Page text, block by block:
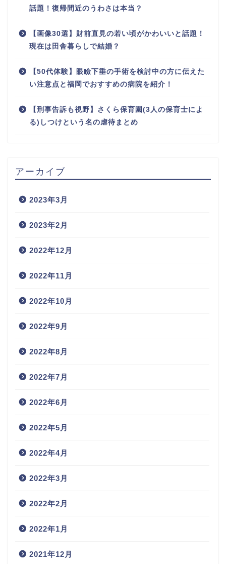
話題！復帰間近のうわさは本当？
【画像30選】財前直見の若い頃がかわいいと話題！
現在は田舎暮らしで結婚？
【50代体験】眼瞼下垂の手術を検討中の方に伝えた
い注意点と福岡でおすすめの病院を紹介！
【刑事告訴も視野】さくら保育園(3人の保育士によ
る)しつけという名の虐待まとめ
アーカイブ
2023年3月
2023年2月
2022年12月
2022年11月
2022年10月
2022年9月
2022年8月
2022年7月
2022年6月
2022年5月
2022年4月
2022年3月
2022年2月
2022年1月
2021年12月